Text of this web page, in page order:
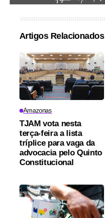
Artigos Relacionados
Amazonas
TJAM vota nesta
terça-feira a lista
tríplice para vaga da
advocacia pelo Quinto
Constitucional